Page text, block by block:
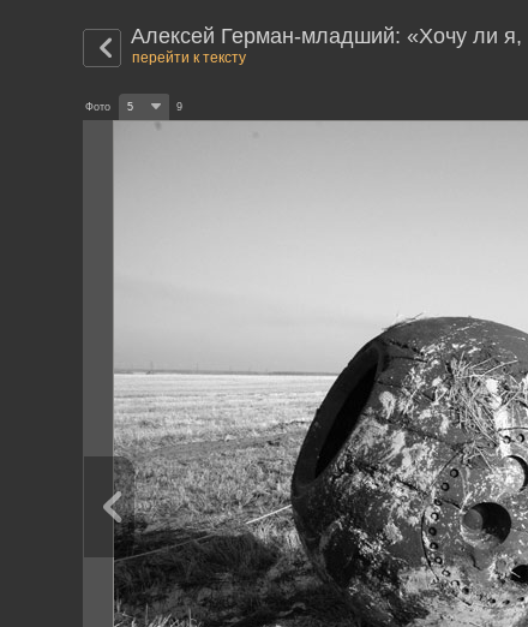
Алексей Герман-младший: «Хочу ли
перейти к тексту
Фото 5 9